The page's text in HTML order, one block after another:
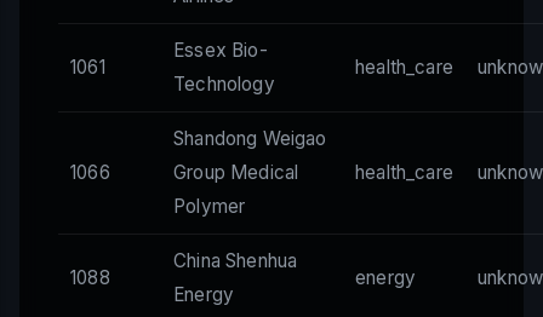
1061
Essex Bio-
Technology
health_care
1066
Shandong Weigao
Group Medical
Polymer
health_care
1088
China Shenhua
Energy
energy